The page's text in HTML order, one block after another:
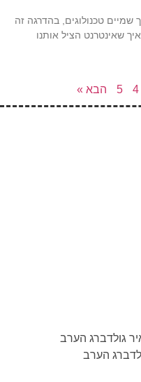
גולדברג הערב
הערב
טכנולוגים, בהדרגה זה
שאינטרנט הציל אותנו
4
5 הבא »